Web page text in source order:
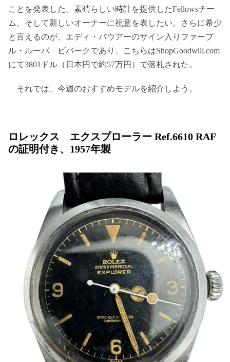
ことを発表した。素晴らしい時計を提供したFellowsチー
ム、そして新しいオーナーに祝意を表したい。さらに希少
と言えるのが、エディ・バウアーのサイン入りファーブ
ル・ルーバ ビバークであり、こちらはShopGoodwill.com
にて3801ドル（日本円で約57万円）で落札された。
それでは、今週のおすすめモデルを紹介しよう。
ロレックス エクスプローラー Ref.6610 RAF
の証明付き、1957年製